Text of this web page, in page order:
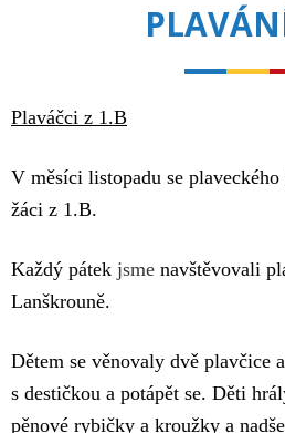
Plaváčci z 1.B
V měsíci listopadu se
žáci z 1.B.
Každý pátek jsme navštěvovali
Lanškrouně.
Dětem se věnovaly dvě plavčice
s destičkou a potápět se. Děti
pěnové rybičky a kroužky a